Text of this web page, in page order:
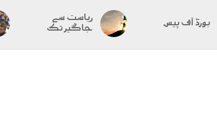
بورڈ آف پیس
ریاست سے
جاگیر تک